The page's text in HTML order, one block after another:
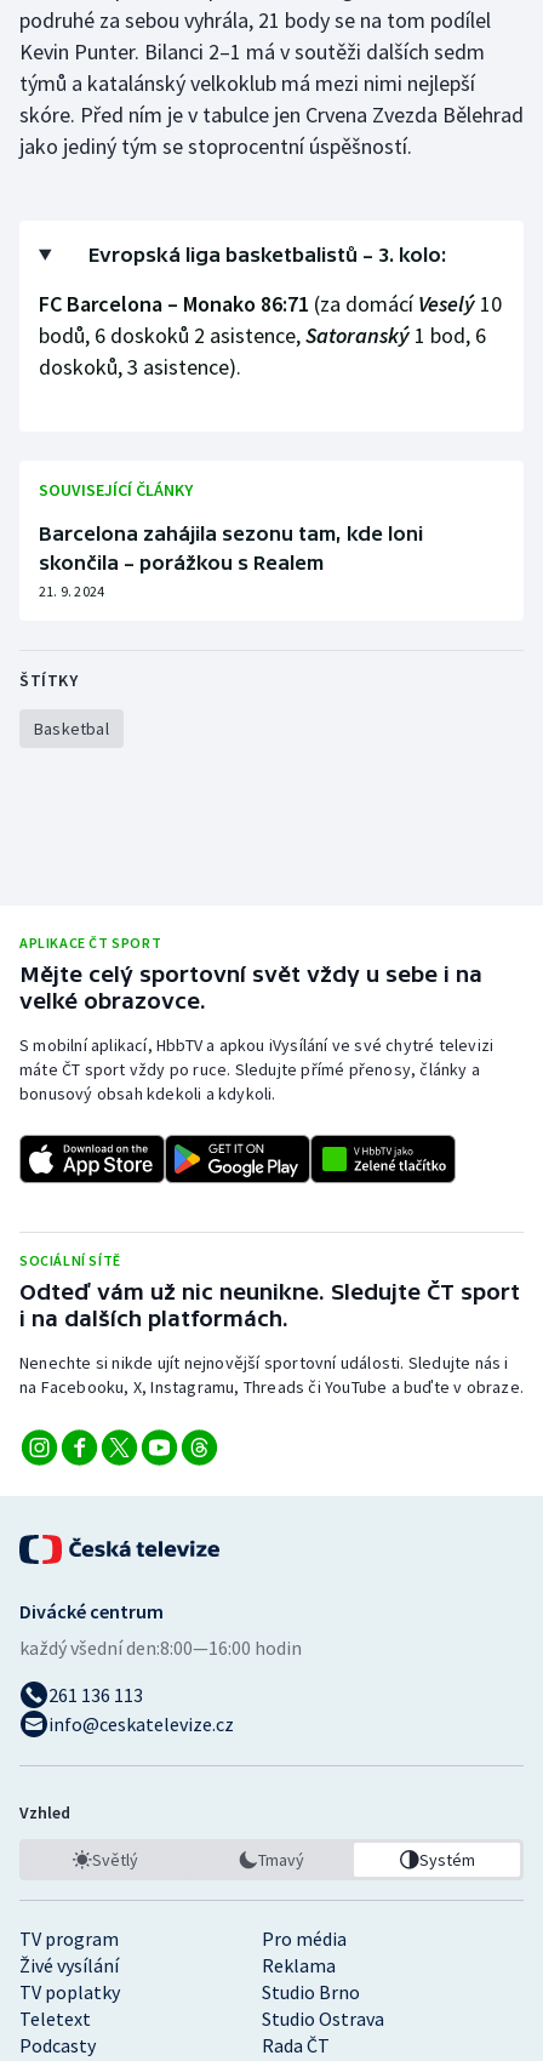
Jezdectví
Judo
Lyže a snowboard
Moderní pětiboj
Parasport
Plavání
Sportovní střelba
Stolní tenis
Triatlon
Veslování
Vodní slalom
Ostatní
podruhé za sebou vyhrála, 21 body se na tom podílel
Kevin Punter. Bilanci 2–1 má v soutěži dalších sedm
týmů a katalánský velkoklub má mezi nimi nejlepší
skóre. Před ním je v tabulce jen Crvena Zvezda Bělehrad
jako jediný tým se stoprocentní úspěšností.
Evropská liga basketbalistů – 3. kolo:
FC Barcelona – Monako 86:71 (za domácíVeselý 10
bodů, 6 doskoků 2 asistence,Satoranský 1 bod, 6
doskoků, 3 asistence).
SOUVISEJÍCÍ ČLÁNKY
Barcelona zahájila sezonu tam, kde loni
skončila – porážkou s Realem
21. 9. 2024
ŠTÍTKY
Basketbal
APLIKACE ČT SPORT
Mějte celý sportovní svět vždy u sebe i na
velké obrazovce.
S mobilní aplikací, HbbTV a apkou iVysílání ve své chytré televizi
máte ČT sport vždy po ruce. Sledujte přímé přenosy, články a
bonusový obsah kdekoli a kdykoli.
SOCIÁLNÍ SÍTĚ
Odteď vám už nic neunikne. Sledujte ČT sport
i na dalších platformách.
Nenechte si nikde ujít nejnovější sportovní události. Sledujte nás i
na Facebooku, X, Instagramu, Threads či YouTube a buďte v obraze.
TV program
Pro média
Živé vysílání
Reklama
TV poplatky
Studio Brno
Teletext
Studio Ostrava
Podcasty
Rada ČT
Divácké centrum
každý všední den:8:00—16:00 hodin
261 136 113
info@ceskatelevize.cz
Vzhled
Světlý Tmavý Systém